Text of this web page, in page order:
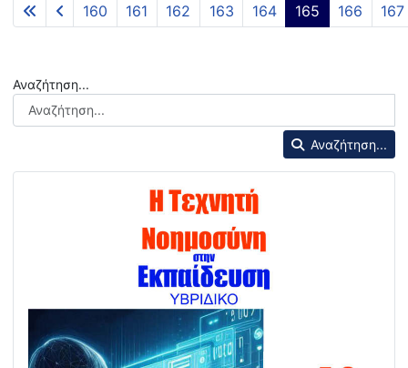
160 161 162 163 164 165 166 167
Αναζήτηση...
Αναζήτηση...